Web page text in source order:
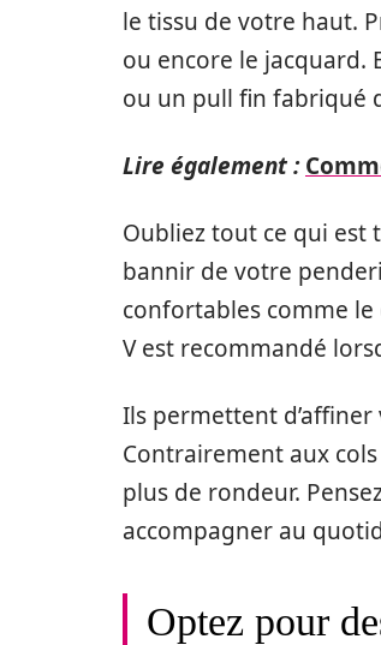
le tissu de votre haut.
ou encore le jacquard.
ou un pull fin fabriqué
Lire également :
Oubliez tout ce qui est
bannir de votre
confortables comme le
V est recommandé
Ils permettent
Contrairement aux
plus de rondeur.
accompagner au
Optez pour